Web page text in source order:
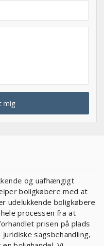
og uafhængigt
boligkøbere med at
udelukkende boligkøbere
processen fra at
prisen på plads
sagsbehandling,